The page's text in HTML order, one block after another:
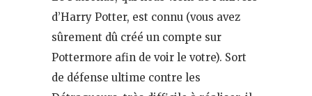
d’Harry Potter, est connu (vous avez
sûrement dû créé un compte sur
Pottermore afin de voir le votre). Sort
de défense ultime contre les